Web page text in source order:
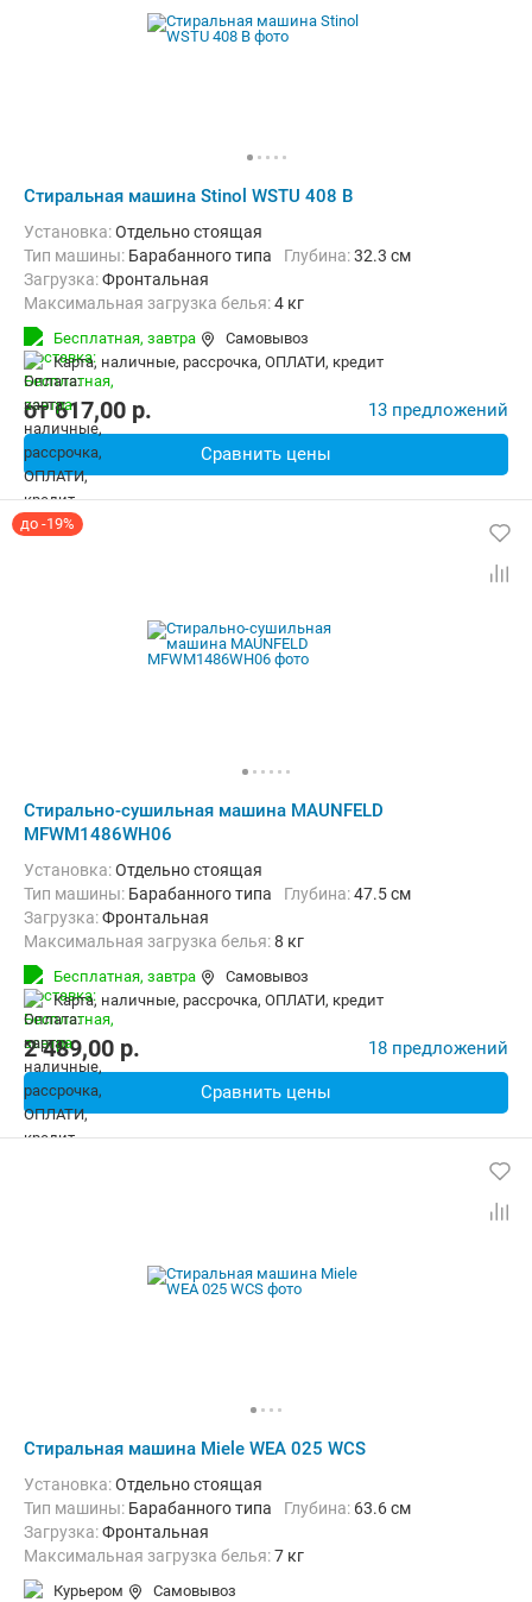
Стиральная машина Stinol WSTU 408 B
Установка:Отдельно стоящая
Тип машины: Барабанного типа Глубина:32.3 см
загрузка:Фронтальная
Максимальная загрузка белья:4 кг
Количество программ:
Материал бака:
Нерж. сталь
Дополнительные функции:
Отложенный старт
Безопасность:
Бесплатная, завтра
Самовывоз
карта, наличные, рассрочка, ОПЛАТИ, кредит
от617,00 p. 13 предложений
Сравнить цены
до -19%
Стирально-сушильная машина MAUNFELD
MFWM1486WH06
Установка:Отдельно стоящая
Тип машины: Барабанного типа Глубина:47.5 см
загрузка:Фронтальная
Максимальная загрузка белья:8 кг
Количество программ:
Сушка:Есть Материал бака:
Дополнительные функции:
Выбор скорости отжима, Звуковой
Безопасность:
Ширина:59.5 см
Бесплатная, завтра
Самовывоз
карта, наличные, рассрочка, ОПЛАТИ, кредит
2 489,00 p. 18 предложений
Сравнить цены
Стиральная машина Miele WEA 025 WCS
Установка:Отдельно стоящая
Тип машины: Барабанного типа Глубина: 63.6 см
загрузка:Фронтальная
Максимальная загрузка белья:7 кг
Количество программ:
Курьером
Самовывоз